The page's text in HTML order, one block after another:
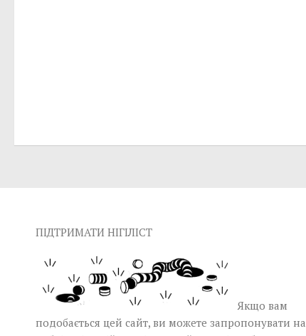
ПІДТРИМАТИ НІГІЛІСТ
Якщо вам
подобається цей сайт, ви можете запропонувати на